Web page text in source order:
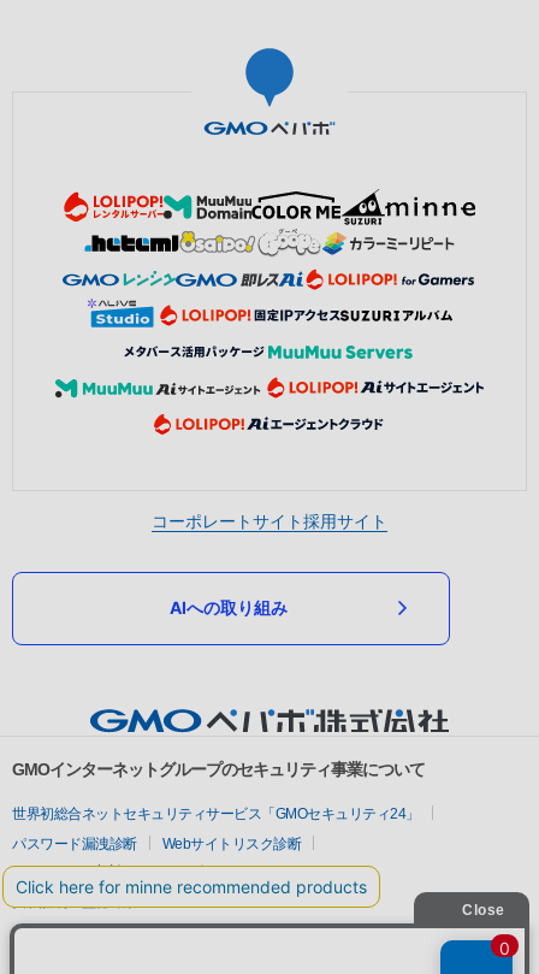
コーポレートサイト採用サイト
AIへの取り組み
GMOインターネットグループのセキュリティ事業について
世界初総合ネットセキュリティサービス「GMOセキュリティ24」
パスワード漏洩診断
Webサイトリスク診断
セキュリティ相談AIチャットボット
実在証明・盗聴対策
サイバー攻撃対策（GMOサイバーセキュリティ byイエラエ）